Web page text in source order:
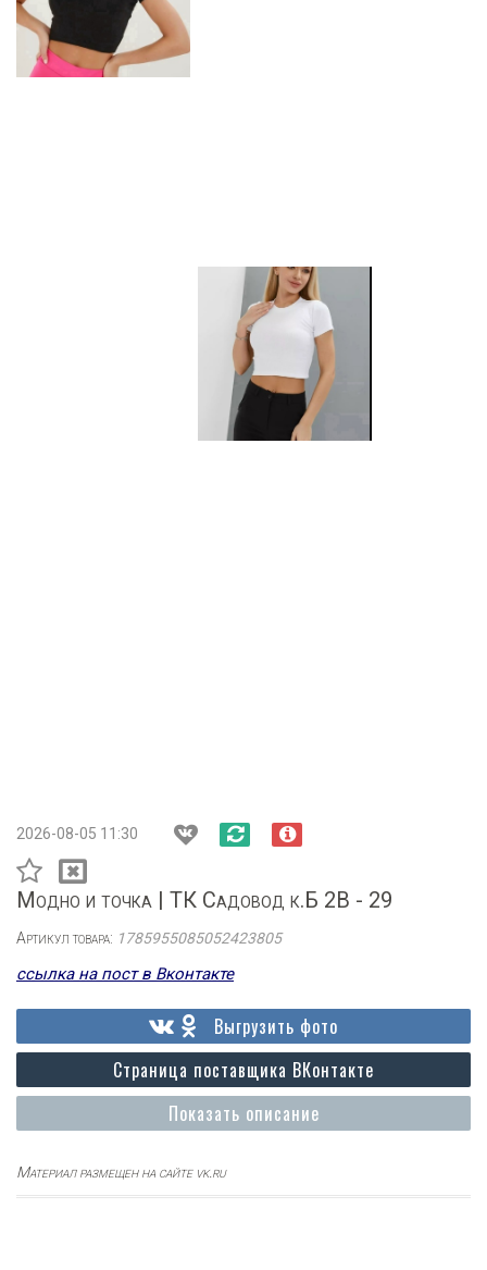
2026-08-05 11:30
Модно и точка | ТК Садовод к.Б 2В - 29
Артикул товара: 1785955085052423805
ссылка на пост в Вконтакте
Показать описание
Страница поставщика ВКонтакте
Выгрузить фото
Материал размещен на сайте vk.ru